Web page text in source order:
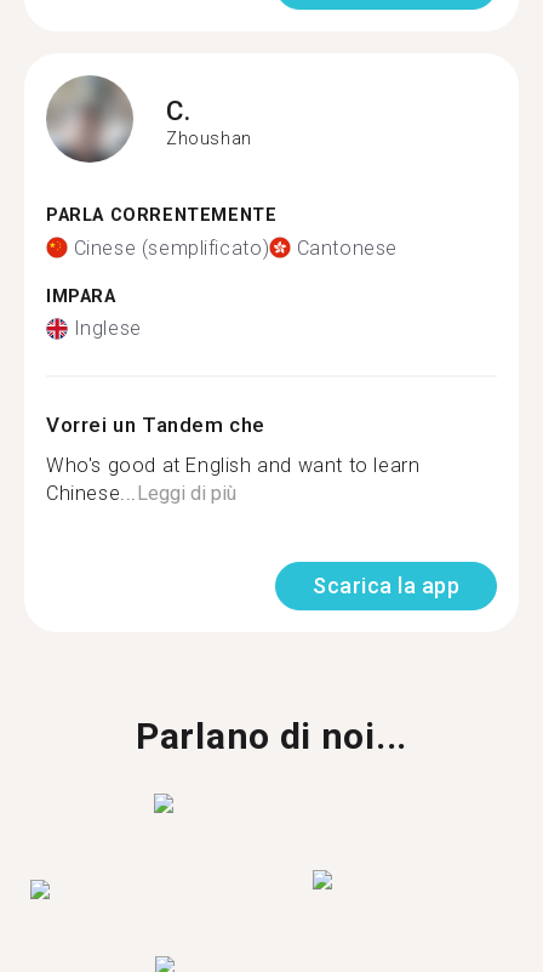
C.
Zhoushan
PARLA CORRENTEMENTE
Cinese (semplificato) Cantonese
IMPARA
Inglese
Vorrei un Tandem che
Who's good at English and want to learn
Chinese...Leggi di più
Scarica la app
Parlano di noi...